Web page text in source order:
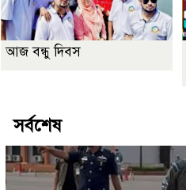
আজ বন্ধু দিবস
সর্বশেষ